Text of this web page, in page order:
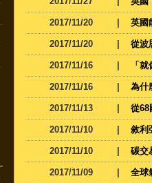
2017/11/20 英國
2017/11/20 從波
2017/11/16 「
2017/11/16 為什
2017/11/13 從68
2017/11/10 敘利
2017/11/10 碳交
2017/11/09 全球